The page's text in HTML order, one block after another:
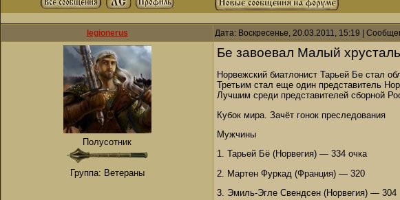
legionerus Дата: Воскресенье, 20.03.2011, 15:19 |
Полусотник
Группа: Ветераны
Бе завоевал Малый
Норвежский биатлонист Тарьей Бе стал
Третьим стал еще один представитель
Лучшим среди представителей сборной
Кубок мира. Зачёт гонок преследования
Мужчины
1. Тарьей Бё (Норвегия) — 334 очка
2. Мартен Фуркад (Франция) — 320
3. Эмиль-Эгле Свендсен (Норвегия) — 304